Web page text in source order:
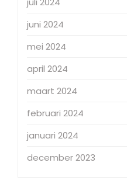
juni 2024
mei 2024
april 2024
maart 2024
februari 2024
januari 2024
december 2023